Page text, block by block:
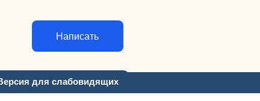
Написать
для слабовидящих